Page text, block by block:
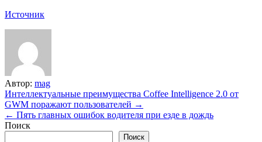
Источник
Автор: mag
Навигация
по
записям
Интеллектуальные преимущества Coffee Intelligence 2.0 от
GWM поражают пользователей →
← Пять главных ошибок водителя при езде в дождь
Поиск
Поиск